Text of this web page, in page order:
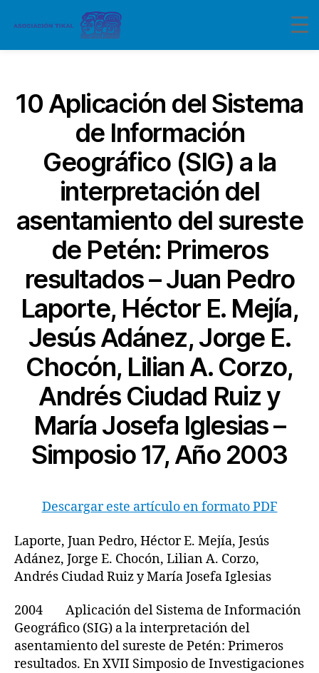
10 Aplicación del Sistema
de Información
Geográfico (SIG) a la
interpretación del
asentamiento del sureste
de Petén: Primeros
resultados – Juan Pedro
Laporte, Héctor E. Mejía,
Jesús Adánez, Jorge E.
Chocón, Lilian A. Corzo,
Andrés Ciudad Ruiz y
María Josefa Iglesias –
Simposio 17, Año 2003
Descargar este artículo en formato PDF
Laporte, Juan Pedro, Héctor E. Mejía, Jesús
Adánez, Jorge E. Chocón, Lilian A. Corzo,
Andrés Ciudad Ruiz y María Josefa Iglesias
2004 Aplicación del Sistema de Información
Geográfico (SIG) a la interpretación del
asentamiento del sureste de Petén: Primeros
resultados. En XVII Simposio de Investigaciones